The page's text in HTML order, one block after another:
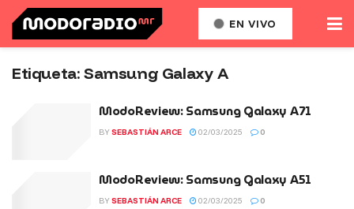
EN VIVO
Etiqueta: Samsung Galaxy A
ModoReview: Samsung Galaxy A71
BY SEBASTIÁN ARCE 02/03/2025 0
ModoReview: Samsung Galaxy A51
BY SEBASTIÁN ARCE 02/03/2025 0